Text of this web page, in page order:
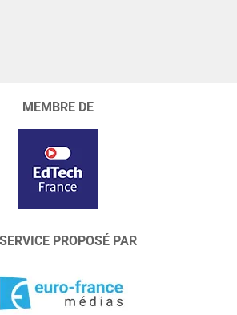
MEMBRE DE
PROPOSÉ PAR